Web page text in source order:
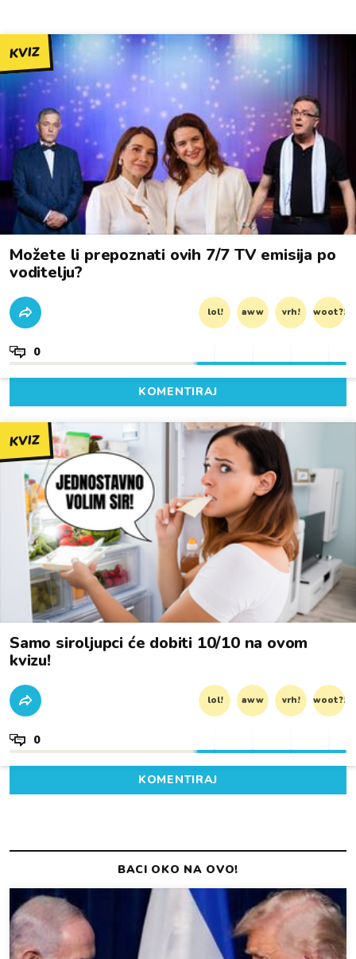
KVIZ
Možete li prepoznati ovih 7/7 TV emisija po
voditelju?
lol! aww vrh! woot?!
0
KOMENTIRAJ
KVIZ
Samo siroljupci će dobiti 10/10 na ovom
kvizu!
lol! aww vrh! woot?!
0
KOMENTIRAJ